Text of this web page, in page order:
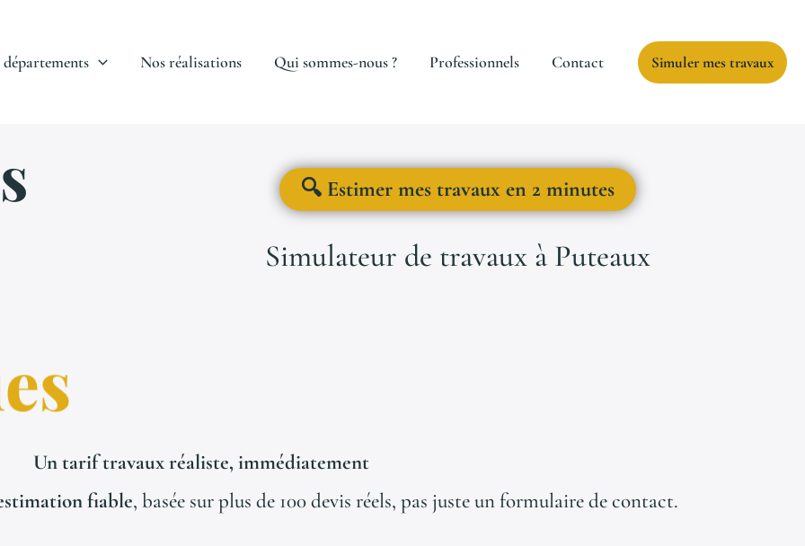
Nos réalisations Qui sommes-nous ? Professionnels Contact Simuler mes travaux
🔍 Estimer mes travaux en 2 minutes
Simulateur de travaux à Puteaux
Un tarif travaux réaliste, immédiatement
fiable, basée sur plus de 100 devis réels, pas juste un formulaire de contact.